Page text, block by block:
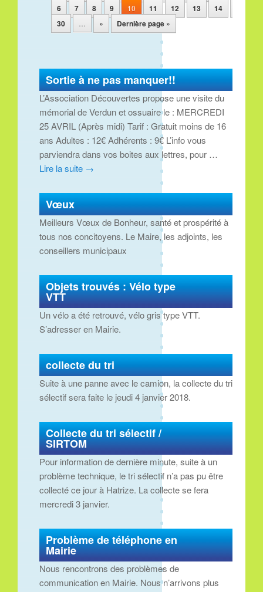
6 7 8 9 10 11 12 13 14
30 … » Dernière page »
Sortie à ne pas manquer!!
L’Association Découvertes propose une visite du
mémorial de Verdun et ossuaire le : MERCREDI
25 AVRIL (Après midi) Tarif : Gratuit moins de 16
ans Adultes : 12€ Adhérents : 9€ L’info vous
parviendra dans vos boites aux lettres, pour …
Lire la suite →
Vœux
Meilleurs Vœux de Bonheur, santé et prospérité à
tous nos concitoyens. Le Maire, les adjoints, les
conseillers municipaux
Objets trouvés : Vélo type
VTT
Un vélo a été retrouvé, vélo gris type VTT.
S’adresser en Mairie.
collecte du tri
Suite à une panne avec le camion, la collecte du tri
sélectif sera faite le jeudi 4 janvier 2018.
Collecte du tri sélectif /
SIRTOM
Pour information de dernière minute, suite à un
problème technique, le tri sélectif n’a pas pu être
collecté ce jour à Hatrize. La collecte se fera
mercredi 3 janvier.
Problème de téléphone en
Mairie
Nous rencontrons des problèmes de
communication en Mairie. Nous n’arrivons plus